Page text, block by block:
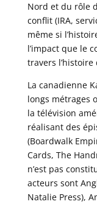
Nord et du rôle
conflit (IRA,
même si
l’impact que le
travers
La canadienne
longs métrages
la télévision
réalisant des
(Boardwalk
Cards, The
n’est pas
acteurs sont
Natalie Press),